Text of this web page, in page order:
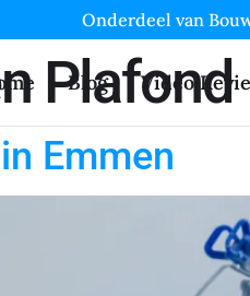
Onderdeel van
Blog Video
Plafond
Emmen